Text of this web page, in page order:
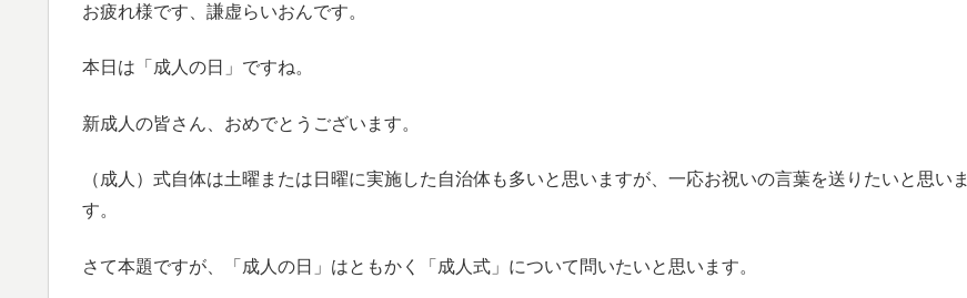
お疲れ様です、謙虚らいおんです。
本日は「成人の日」ですね。
新成人の皆さん、おめでとうございます。
（成人）式自体は土曜または日曜に実施した自治体も多いと思いますが、一応お祝いの言葉を送りたいと思いま
す。
さて本題ですが、「成人の日」はともかく「成人式」について問いたいと思います。